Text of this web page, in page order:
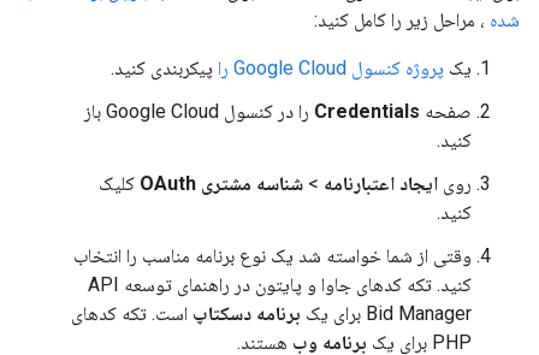
شده ، مراحل زیر را کامل کنید:
یک پروژه کنسول Google Cloud را
پیکربندی کنید.
صفحه Credentials
را در کنسول Google Cloud باز
کنید.
روی ایجاد اعتبارنامه > شناسه مشتری OAuth
کلیک
کنید.
وقتی از شما خواسته شد یک نوع برنامه مناسب را انتخاب
کنید. تکه کدهای جاوا و پایتون در راهنمای توسعه API
Bid Manager برای یک
برنامه دسکتاپ است. تکه کدهای
PHP برای یک
برنامه وب هستند.